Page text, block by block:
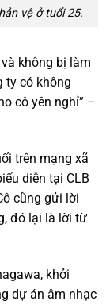
vệ ở tuổi 25.
không bị làm
ty có không
cô yên nghỉ” –
trên mạng xã
diễn tại CLB
cũng gửi lời
đó lại là lời từ
khởi
dự án âm nhạc